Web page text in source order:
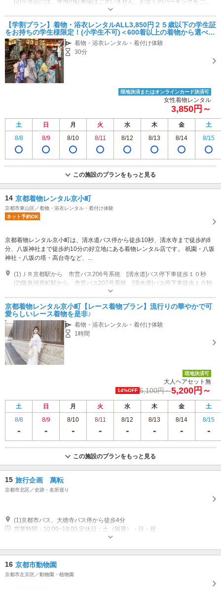
営業時間：9:00～18:00（18:00までに店舗へご返却下さい） 休業日：年中
駐車場なし
【学割プラン】着物・浴衣レンタルALL3,850円２５歳以下の学生証
をお持ちの学生様限定！(小学生不可)＜600着以上の着物から選べ
る！＞
着物・浴衣レンタル・着付け体験
30分
現地決済またはオンラインカード決済可
女性着物レンタル
3,850円～
土 日 月 火 水 木 金
土
8/8
8/9 8/10 8/11 8/12 8/13 8/14 8/15
この施設のプランをもっと見る
14 京都着物レンタル京小町
京都市東山区／着物・浴衣レンタル・着付け体験
ネット予約OK
京都着物レンタル京小町は、清水道バス停から徒歩10秒、清水寺まで徒歩約8
分、八坂神社まで徒歩約10分の好立地にある着物レンタル店です。 祇園・八坂
神社・八坂の塔・高台寺など、...
(1)ＪＲ京都駅から 市営バス206号系統 [清水道]バス停下車徒歩１０秒
(2)阪急河原町駅から 市営バス207号系統 [清水道]バス停下車徒歩１０秒
営業時間：9：00～18：00（返却最終時間18：00）
京都着物レンタル京小町【レース着物プラン】流行りの華やかで可
愛らしいレース着物を是非♪
着物・浴衣レンタル・着付け体験
1時間
現地決済可
大人ヘアセット無
14%OFF 6,100円～5,200円～
土 日 月 火 水 木 金
土
8/8
8/9 8/10 8/11 8/12 8/13 8/14 8/15
この施設のプランをもっと見る
15 旅行企画 萬転
京都市北区／史跡・名所巡り
(1)京都市バス、大徳寺バス停から徒歩4分
営業時間：10:00~18:00 定休日：土（隔週）・日・祝
16 京都市動物園
京都市左京区／動物園・植物園